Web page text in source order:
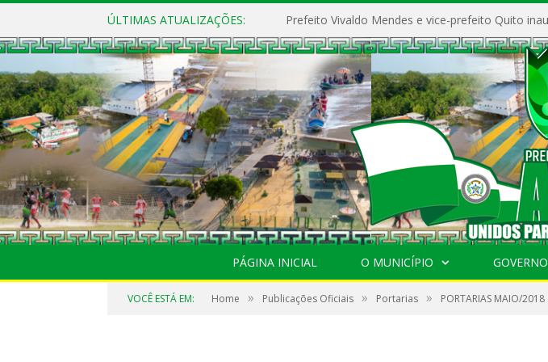
ÚLTIMAS ATUALIZAÇÕES:
PÁGINA INICIAL O MUNICÍPIO GOVERNO
VOCÊ ESTÁ EM: Home » Publicações Oficiais » Portarias » PORTARIAS MAIO/2018